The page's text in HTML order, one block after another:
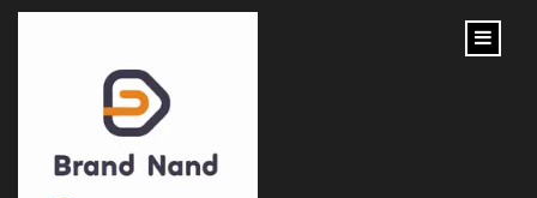
content